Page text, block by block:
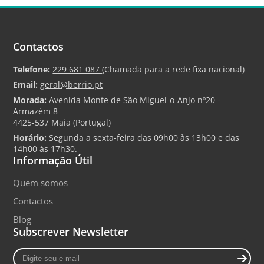
Peso: 3.91 Kg;
Contactos
Telefone: 229 681 087(Chamada para a rede fixa nacional)
Email: geral@berrio.pt
Morada:Avenida Monte de São Miguel-o-Anjo nº20 -
Armazém 8
4425-537 Maia (Portugal)
Horário:Segunda a sexta-feira das 09h00 às 13h00 e das
14h00 às 17h30.
Informação Útil
Quem somos
Contactos
Blog
Subscrever Newsletter
Digite